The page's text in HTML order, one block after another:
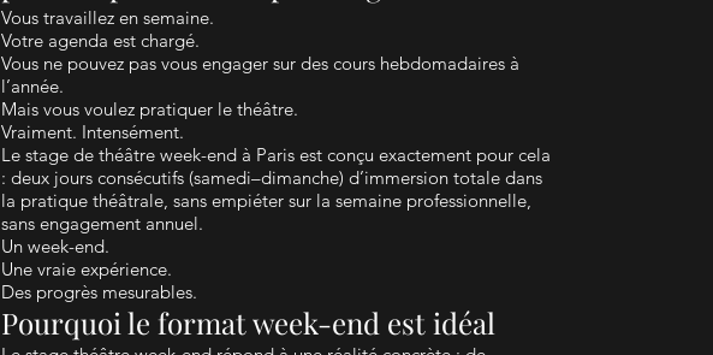
Vous travaillez en semaine.
Votre agenda est chargé.
Vous ne pouvez pas vous engager sur des cours hebdomadaires à
l’année.
Mais vous voulez pratiquer le théâtre.
Vraiment. Intensément.
Le stage de théâtre week-end à Paris est conçu exactement pour cela
: deux jours consécutifs (samedi–dimanche) d’immersion totale dans
la pratique théâtrale, sans empiéter sur la semaine professionnelle,
sans engagement annuel.
Un week-end.
Une vraie expérience.
Des progrès mesurables.
Pourquoi le format week-end est idéal